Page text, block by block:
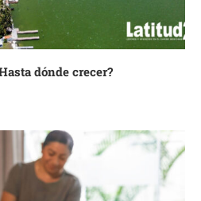
dónde crecer?